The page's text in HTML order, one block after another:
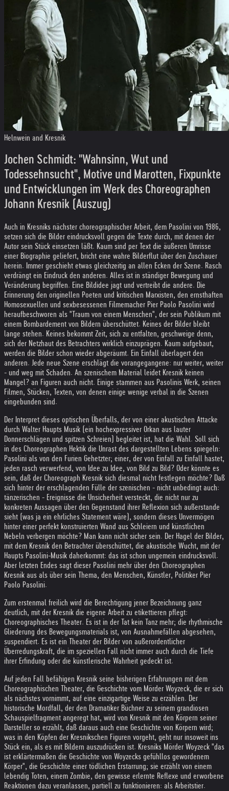
Helnwein and Kresnik
Jochen Schmidt: "Wahnsinn, Wut und
Todessehnsucht", Motive und Marotten, Fixpunkte
und Entwicklungen im Werk des Choreographen
Johann Kresnik (Auszug)
Auch in Kresniks nächster choreographischer Arbeit, dem Pasolini von 1986,
setzen sich die Bilder eindrucksvoll gegen die Texte durch, mit denen der
Autor sein Stück einsetzen läßt. Kaum sind per Text die äußeren Umrisse
einer Biographie geliefert, bricht eine wahre Bilderflut über den Zuschauer
herein. Immer geschieht etwas gleichzeitig an allen Ecken der Szene. Rasch
verdrängt ein Eindruck den anderen. Alles ist in ständiger Bewegung und
Veränderung begriffen. Eine Bildidee jagt und vertreibt die andere. Die
Erinnerung den originellen Poeten und kritischen Marxisten, den ernsthaften
Homosexuellen und sexbesessenen Filmemacher Pier Paolo Pasolini wird
heraufbeschworen als "Traum von einem Menschen", der sein Publikum mit
einem Bombardement von Bildern überschüttet. Keines der Bilder bleibt
lange stehen. Keines bekommt Zeit, sich zu entfalten, geschweige denn,
sich der Netzhaut des Betrachters wirklich einzuprägen. Kaum aufgebaut,
werden die Bilder schon wieder abgeräumt. Ein Einfall überlagert den
anderen. Jede neue Szene erschlägt die vorangegangene: nur weiter, weiter
- und weg mit Schaden. An szenischem Material leidet Kresnik keinen
Mangel? an Figuren auch nicht. Einige stammen aus Pasolinis Werk, seinen
Filmen, Stücken, Texten, von denen einige wenige verbal in die Szenen
eingebunden sind.
Der Interpret dieses optischen Überfalls, der von einer akustischen Attacke
durch Walter Haupts Musik (ein hochexpressiver Orkan aus lauter
Donnerschlägen und spitzen Schreien) begleitet ist, hat die Wahl. Soll sich
in des Choreographen Hektik die Unrast des dargestellten Lebens spiegeln:
Pasolini als von den Furien Gehetzter; einer, der von Einfall zu Einfall hastet,
jeden rasch verwerfend, von Idee zu Idee, von Bild zu Bild? Oder könnte es
sein, daß der Choreograph Kresnik sich diesmal nicht festlegen möchte? Daß
sich hinter der erschlagenden Fülle der szenischen - nicht unbedingt auch:
tänzerischen - Ereignisse die Unsicherheit versteckt, die nicht nur zu
konkreten Aussagen über den Gegenstand ihrer Reflexion sich außerstande
sieht (was ja ein ehrliches Statement wäre), sondern dieses Unvermögen
hinter einer perfekt konstruierten Wand aus Schleiern und künstlichen
Nebeln verbergen möchte? Man kann nicht sicher sein. Der Hagel der Bilder,
mit dem Kresnik den Betrachter überschüttet, die akustische Wucht, mit der
Haupts Pasolini-Musik daherkommt: das ist schon ungemein eindrucksvoll.
Aber letzten Endes sagt dieser Pasolini mehr über den Choreographen
Kresnik aus als über sein Thema, den Menschen, Künstler, Politiker Pier
Paolo Pasolini.
Zum erstenmal freilich wird die Berechtigung jener Bezeichnung ganz
deutlich, mit der Kresnik die eigene Arbeit zu etikettieren pflegt:
Choreographisches Theater. Es ist in der Tat kein Tanz mehr; die rhythmische
Gliederung des Bewegungsmaterials ist, von Ausnahmefällen abgesehen,
suspendiert. Es ist ein Theater der Bilder von außerordentlicher
Überredungskraft, die im speziellen Fall nicht immer auch durch die Tiefe
ihrer Erfindung oder die künstlerische Wahrheit gedeckt ist.
Auf jeden Fall befähigen Kresnik seine bisherigen Erfahrungen mit dem
Choreographischen Theater, die Geschichte vom Mörder Woyzeck, die er sich
als nächstes vornimmt, auf eine einzigartige Weise zu erzählen. Der
historische Mordfall, der den Dramatiker Büchner zu seinem grandiosen
Schauspielfragment angeregt hat, wird von Kresnik mit den Körpern seiner
Darsteller so erzählt, daß daraus auch eine Geschichte von Körpern wird;
was in den Köpfen der Kresnikschen Figuren vorgeht, geht nur insoweit ins
Stück ein, als es mit Bildern auszudrücken ist. Kresniks Mörder Woyzeck "das
ist erklärtermaßen die Geschichte von Woyzecks gefühllos gewordenem
Körper", die Geschichte einer tödlichen Erstarrung; sie erzählt von einem
lebendig Toten, einem Zombie, den gewisse erlernte Reflexe und erworbene
Reaktionen dazu veranlassen, partiell zu funktionieren: als Arbeitstier.